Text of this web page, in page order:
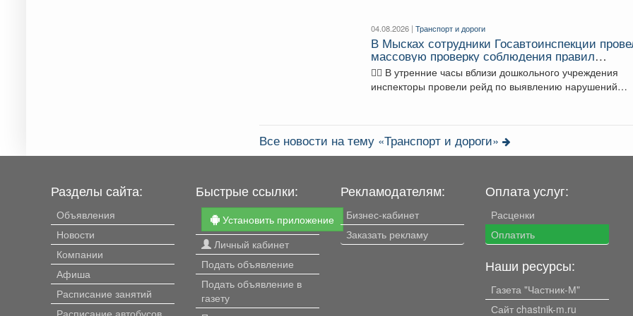
04.08.2026 |Транспорт и дороги
В Мысках сотрудники Госавтоинспекции
массовую проверку соблюдения правил
перевозки юных пассажиров
👮‍♂ В утренние часы вблизи дошкольного учреждения
инспекторы провели рейд по выявлению нарушений
Все новости на тему «Транспорт и дороги»
Разделы сайта:
Объявления
Новости
Компании
Афиша
Расписание занятий
Расписание автобусов
Быстрые ссылки:
Установить приложение
Личный кабинет
Подать объявление
Подать объявление в
газету
Рекламодателям:
Бизнес-кабинет
Заказать рекламу
Оплата услуг:
Расценки
Оплатить
Наши ресурсы:
Газета "Частник-М"
Сайт chastnik-m.ru